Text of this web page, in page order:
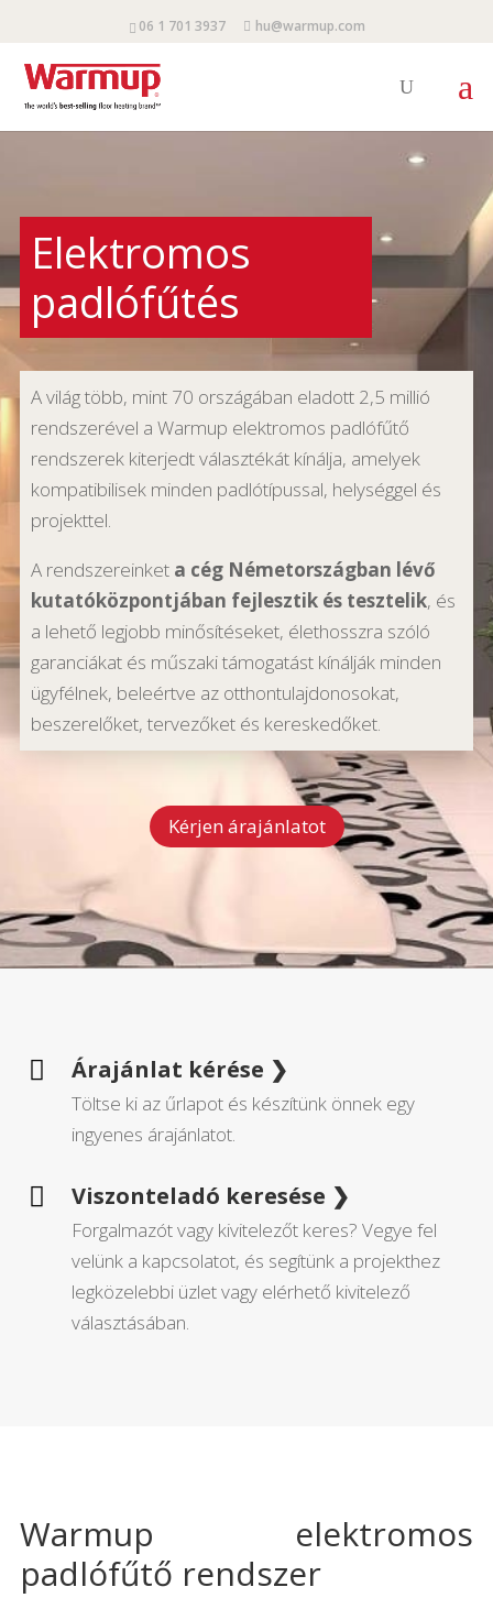
06 1 701 3937 hu@warmup.com
Elektromos
padlófűtés
A világ több, mint 70 országában eladott 2,5 millió
rendszerével a Warmup elektromos padlófűtő
rendszerek kiterjedt választékát kínálja, amelyek
kompatibilisek minden padlótípussal, helységgel és
projekttel.
A rendszereinket a cég Németországban lévő
kutatóközpontjában fejlesztik és tesztelik, és
a lehető legjobb minősítéseket, élethosszra szóló
garanciákat és műszaki támogatást kínálják minden
ügyfélnek, beleértve az otthontulajdonosokat,
beszerelőket, tervezőket és kereskedőket.
Kérjen árajánlatot
 Árajánlat kérése ❯
Töltse ki az űrlapot és készítünk önnek egy
ingyenes árajánlatot.
 Viszonteladó keresése ❯
Forgalmazót vagy kivitelezőt keres? Vegye fel
velünk a kapcsolatot, és segítünk a projekthez
legközelebbi üzlet vagy elérhető kivitelező
választásában.
Warmup elektromos
padlófűtő rendszer